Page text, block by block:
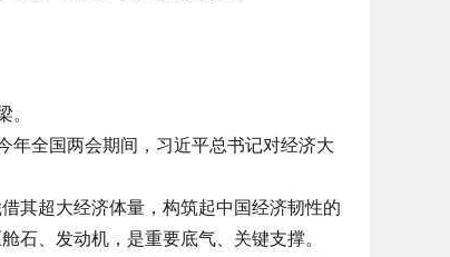
。
全国两会期间，习近平总书记对经济大
超大经济体量，构筑起中国经济韧性的
石、发动机，是重要底气、关键支撑。